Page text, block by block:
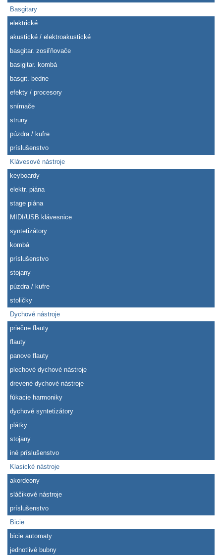
Basgitary
elektrické
akustické / elektroakustické
basgitar. zosiľňovače
basigitar. kombá
basgit. bedne
efekty / procesory
snímače
struny
púzdra / kufre
príslušenstvo
Klávesové nástroje
keyboardy
elektr. piána
stage piána
MIDI/USB klávesnice
syntetizátory
kombá
príslušenstvo
stojany
púzdra / kufre
stoličky
Dychové nástroje
priečne flauty
flauty
panove flauty
plechové dychové nástroje
drevené dychové nástroje
fúkacie harmoniky
dychové syntetizátory
plátky
stojany
iné príslušenstvo
Klasické nástroje
akordeony
sláčikové nástroje
príslušenstvo
Bicie
bicie automaty
jednotlivé bubny